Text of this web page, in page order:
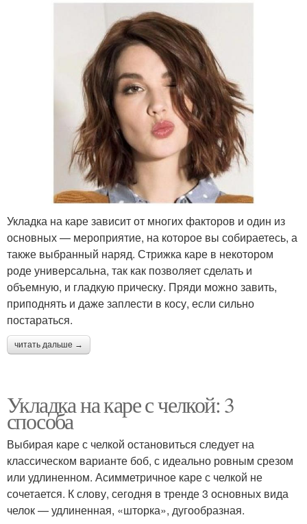
Укладка на каре зависит от многих факторов и один из
основных — мероприятие, на которое вы собираетесь, а
также выбранный наряд. Стрижка каре в некотором
роде универсальна, так как позволяет сделать и
объемную, и гладкую прическу. Пряди можно завить,
приподнять и даже заплести в косу, если сильно
постараться.
читать дальше →
Укладка на каре с челкой: 3
способа
Выбирая каре с челкой остановиться следует на
классическом варианте боб, с идеально ровным срезом
или удлиненном. Асимметричное каре с челкой не
сочетается. К слову, сегодня в тренде 3 основных вида
челок — удлиненная, «шторка», дугообразная.